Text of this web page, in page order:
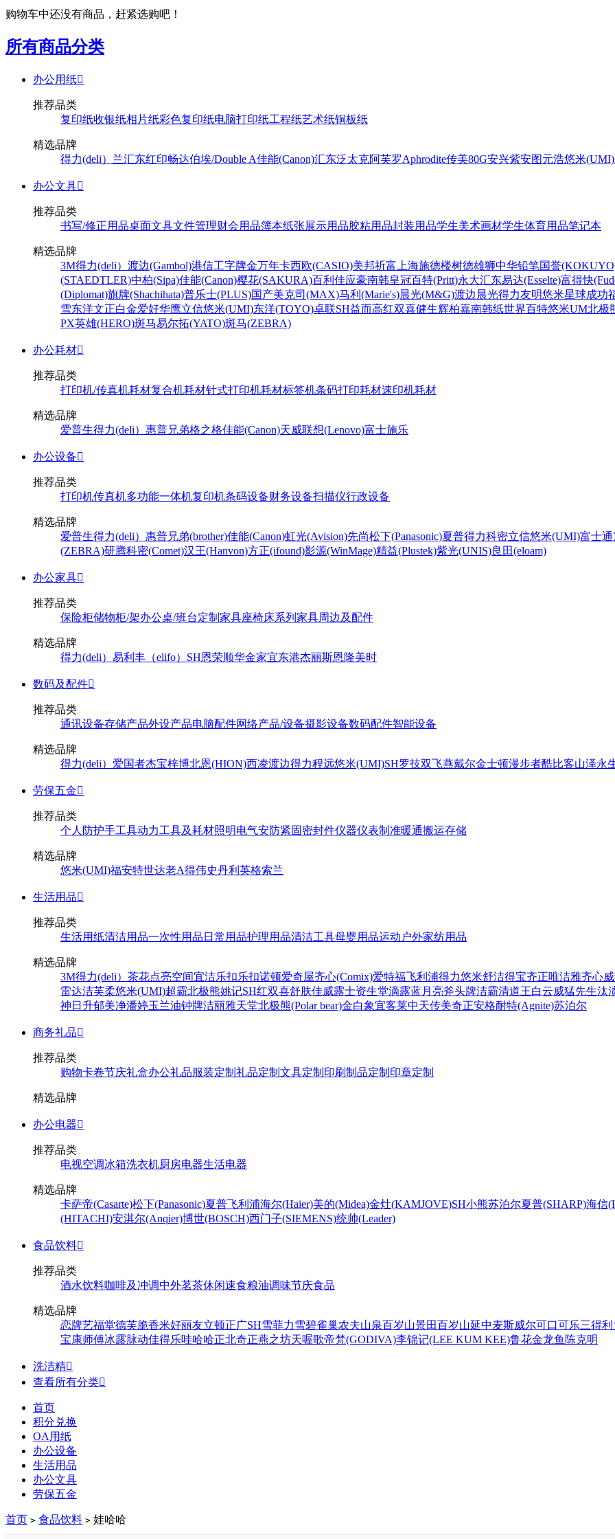
购物车中还没有商品，赶紧选购吧！
所有商品分类
办公用纸
推荐品类
复印纸收银纸相片纸彩色复印纸电脑打印纸工程纸艺术纸铜板纸
精选品牌
得力(deli） 兰汇东红印畅达伯埃/Double A佳能(Canon)汇东泛太克阿芙罗Aphrodite传美80G安兴紫安图元浩悠米(UMI)
办公文具
推荐品类
书写/修正用品桌面文具文件管理财会用品簿本纸张展示用品胶粘用品封装用品学生美术画材学生体育用品笔记本
精选品牌
3M得力(deli） 渡边(Gambol)港信工字牌金万年卡西欧(CASIO)美邦祈富 上海施德楼树德雄狮中华铅笔国誉
(STAEDTLER)中柏(Sipa)佳能(Canon)樱花(SAKURA)百利佳应豪南韩皇冠百特(Pritt)永大汇东易达(Esselte)富得快
(Diplomat)旗牌(Shachihata)普乐士(PLUS)国产美克司(MAX)马利(Marie's)晨光(M&G)渡边 晨光得力友明悠米星球成功
雪东洋文正白金爱好华鹰立信悠米(UMI)东洋(TOYO)卓联SH益而高红双喜健生辉柏嘉南韩纸世界百特悠米UM北极
PX英雄(HERO)斑马易尔拓(YATO)斑马(ZEBRA)
办公耗材
推荐品类
打印机/传真机耗材复合机耗材针式打印机耗材标签机条码打印耗材速印机耗材
精选品牌
爱普生得力(deli） 惠普兄弟格之格佳能(Canon)天威联想(Lenovo)富士施乐
办公设备
推荐品类
打印机传真机多功能一体机复印机条码设备财务设备扫描仪行政设备
精选品牌
爱普生得力(deli） 惠普兄弟(brother)佳能(Canon)虹光(Avision)先尚松下(Panasonic)夏普得力科密立信悠米(UMI)富士通
(ZEBRA)研腾科密(Comet)汉王(Hanvon)方正(ifound)影源(WinMage)精益(Plustek)紫光(UNIS)良田(eloam)
办公家具
推荐品类
保险柜储物柜/架办公桌/班台定制家具座椅床系列 家具周边及配件
精选品牌
得力(deli） 易利丰（elifo） SH恩荣顺华金家宜东港杰丽斯恩隆美时
数码及配件
推荐品类
通讯设备存储产品外设产品电脑配件网络产品/设备摄影设备数码配件智能设备
精选品牌
得力(deli） 爱国者杰宝梓博北恩(HION)西凌渡边得力程远悠米(UMI)SH罗技双飞燕戴尔金士顿漫步者酷比客山泽永
劳保五金
推荐品类
个人防护手工具动力工具及耗材照明电气安防紧固密封件仪器仪表制准暖通搬运存储
精选品牌
悠米(UMI)福安特世达老A得伟史丹利 英格索兰
生活用品
推荐品类
生活用纸清洁用品一次性用品 日常用品护理用品清洁工具母婴用品运动户外家纺用品
精选品牌
3M得力(deli） 茶花点亮空间宜洁乐扣乐扣诺顿爱奇屋齐心(Comix)爱特福飞利浦得力悠米舒洁得宝齐正唯洁雅齐心
雷达洁芙柔悠米(UMI)超霸北极熊姚记SH红双喜舒肤佳威露士资生堂滴露蓝月亮斧头牌洁霸清道王白云威猛先生汰
神 日升郁美净潘婷玉兰油钟牌洁丽雅天堂北极熊(Polar bear)金白象宜客莱中天传美奇正安格耐特(Agnite)苏泊尔
商务礼品
推荐品类
购物卡卷节庆礼盒办公礼品服装定制 礼品定制 文具定制 印刷制品定制 印章定制
精选品牌
办公电器
推荐品类
电视空调冰箱洗衣机厨房电器生活电器
精选品牌
卡萨帝(Casarte)松下(Panasonic)夏普飞利浦海尔(Haier)美的(Midea)金灶(KAMJOVE)SH小熊苏泊尔夏普(SHARP)海信
(HITACHI)安淇尔(Anqier)博世(BOSCH)西门子(SIEMENS)统帅(Leader)
食品饮料
推荐品类
酒水饮料咖啡及冲调中外茗茶休闲速食粮油调味节庆食品
精选品牌
恋牌艺福堂德芙脆香米好丽友立顿正广SH雪菲力雪碧雀巢农夫山泉百岁山景田百岁山延中麦斯威尔可口可乐三得利
宝康师傅冰露脉动佳得乐哇哈哈正北奇正燕之坊天喔歌帝梵(GODIVA)李锦记(LEE KUM KEE)鲁花金龙鱼 陈克明
洗洁精
查看所有分类
首页
积分兑换
OA用纸
办公设备
生活用品
办公文具
劳保五金
首页 > 食品饮料 > 娃哈哈